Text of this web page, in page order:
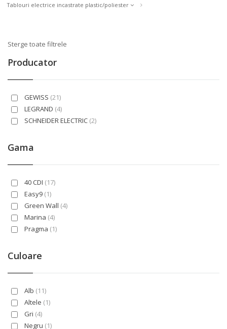
Tablouri electrice incastrate plastic/poliester
Sterge toate filtrele
Producator
GEWISS (21)
LEGRAND (4)
SCHNEIDER ELECTRIC (2)
Gama
40 CDI (17)
Easy9 (1)
Green Wall (4)
Marina (4)
Pragma (1)
Culoare
Alb (11)
Altele (1)
Gri (4)
Negru (1)